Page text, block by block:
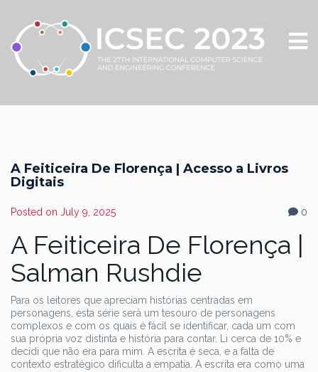
A Feiticeira De Florença | Acesso a Livros
Digitais
Posted on July 9, 2025 0
A Feiticeira De Florença |
Salman Rushdie
Para os leitores que apreciam histórias centradas em
personagens, esta série será um tesouro de personagens
complexos e com os quais é fácil se identificar, cada um com
sua própria voz distinta e história para contar. Li cerca de 10% e
decidi que não era para mim. A escrita é seca, e a falta de
contexto estratégico dificulta a empatia. A escrita era como uma